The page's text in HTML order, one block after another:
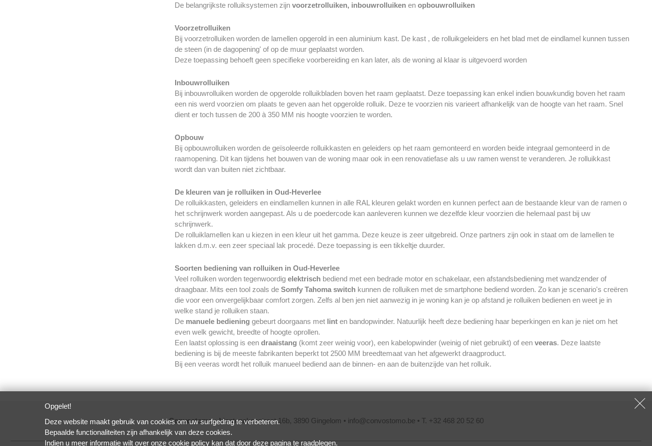
De belangrijkste rolluiksystemen zijnvoorzetrolluiken, inbouwrolluiken enopbouwrolluiken
Voorzetrolluiken
Bij voorzetrolluiken worden de lamellen opgerold in een aluminium kast. De kast , de rolluikgeleiders en het blad met de eindlamel kunnen tussen
de steen (in de dagopening' of op de muur geplaatst worden.
Deze toepassing behoeft geen specifieke voorbereiding en kan later, als de woning al klaar is uitgevoerd worden
Inbouwrolluiken
Bij inbouwrolluiken worden de opgerolde rolluikbladen boven het raam geplaatst. Deze toepassing kan enkel indien bouwkundig boven het raam
een nis werd voorzien om plaats te geven aan het opgerolde rolluik. Deze te voorzien nis varieert afhankelijk van de hoogte van het raam. Snel
dient er toch tussen de 200 à 350 MM nis hoogte voorzien te worden.
Opbouw
Bij opbouwrolluiken worden de geïsoleerde rolluikkasten en geleiders op het raam gemonteerd en worden beide integraal gemonteerd in de
raamopening. Dit kan tijdens het bouwen van de woning maar ook in een renovatiefase als u uw ramen wenst te veranderen. Je rolluikkast
wordt dan van buiten niet zichtbaar.
De kleuren van je rolluiken in Oud-Heverlee
De rolluikkasten, geleiders en eindlamellen kunnen in alle RAL kleuren gelakt worden en kunnen perfect aan de bestaande kleur van de ramen o
het schrijnwerk worden aangepast. Als u de poedercode kan aanleveren kunnen we dezelfde kleur voorzien die helemaal past bij uw
schrijnwerk.
De rolluiklamellen kan u kiezen in een kleur uit het gamma. Deze keuze is zeer uitgebreid. Onze partners zijn ook in staat om de lamellen te
lakken d.m.v. een zeer speciaal lak procedé. Deze toepassing is een tikkeltje duurder.
Soorten bediening van rolluiken in Oud-Heverlee
Veel rolluiken worden tegenwoordig elektrischbediend met een bedrade motor en schakelaar, een afstandsbediening met wandzender of
draagbaar. Mits een tool zoals de Somfy Tahoma switchkunnen de rolluiken met de smartphone bediend worden. Zo kan je scenario's creëren
die voor een onvergelijkbaar comfort zorgen. Zelfs al ben jen niet aanwezig in je woning kan je op afstand je rolluiken bedienen en weet je in
welke stand je rolluiken staan.
De manuele bediening gebeurt doorgaans met linten bandopwinder. Natuurlijk heeft deze bediening haar beperkingen en kan je niet om het
even welk gewicht, breedte of hoogte oprollen.
Een laatst oplossing is een draaistang (komt zeer weinig voor), een kabelopwinder (weinig of niet gebruikt) of een veeras. Deze laatste
bediening is bij de meeste fabrikanten beperkt tot 2500 MM breedtemaat van het afgewerkt draagproduct.
Bij een veeras wordt het rolluik manueel bediend aan de binnen- en aan de buitenzijde van het rolluik.
Convostomo• Montenakenstraat 16b, 3890 Gingelom • info@convostomo.be • T. +32 468 20 52 60
Opgelet!
Deze website maakt gebruik van cookies om uw surfgedrag te verbeteren.
Bepaalde functionaliteiten zijn afhankelijk van deze cookies.
Indien u meer informatie wilt over onze cookie policy kan dat door deze pagina te raadplegen.